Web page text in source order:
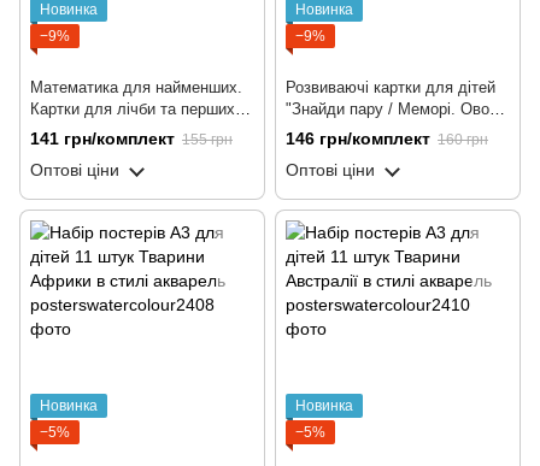
Новинка
−9%
Математика для найменших.
Картки для лічби та перших
прикладів. 50 штук 8х8 см
141 грн/комплект 155 грн
Оптові ціни
Новинка
−9%
Розвиваючі картки для дітей
"Знайди пару / Меморі. Овочі
та фрукти. " 48 штук (24 пари)
8х8 см
146 грн/комплект 160 грн
Оптові ціни
Новинка
−5%
Новинка
−5%